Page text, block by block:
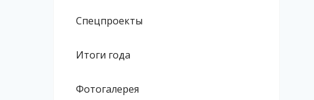
Спецпроекты
Итоги года
Фотогалерея